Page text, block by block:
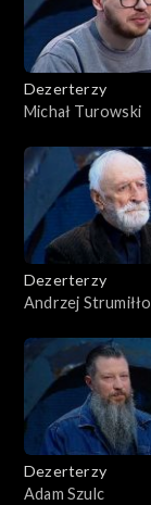
Dezerterzy
Michał Turowski
Dezerterzy
Andrzej Strumiłło
Dezerterzy
Adam Szulc